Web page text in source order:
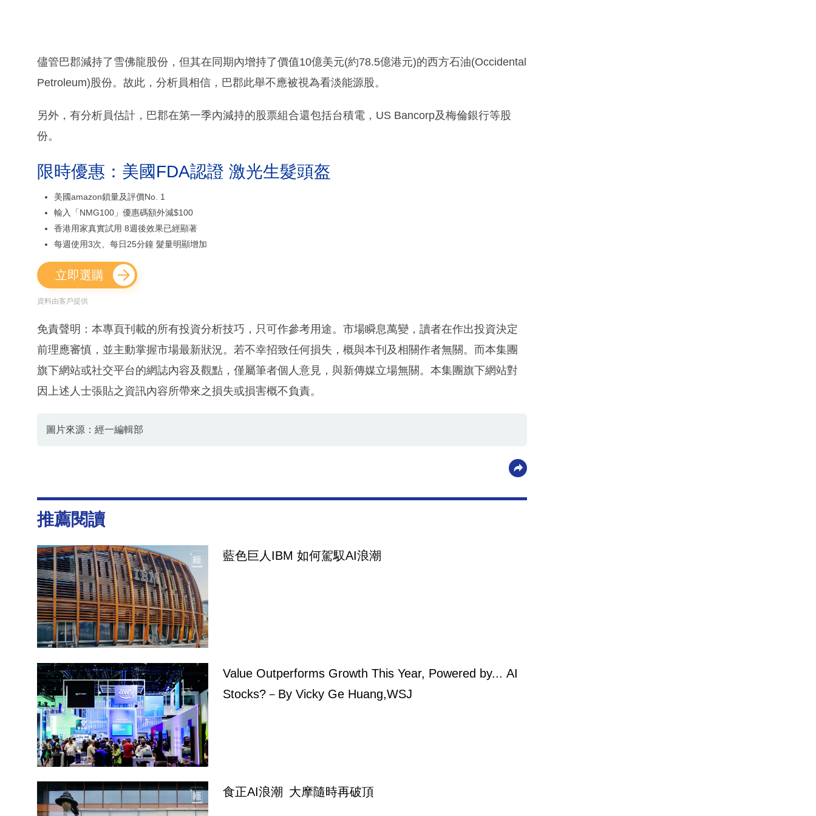
儘管巴郡減持了雪佛龍股份，但其在同期內增持了價值10億美元(約78.5億港元)的西方石油(Occidental
Petroleum)股份。故此，分析員相信，巴郡此舉不應被視為看淡能源股。
另外，有分析員估計，巴郡在第一季內減持的股票組合還包括台積電，US Bancorp及梅倫銀行等股
份。
限時優惠：美國FDA認證 激光生髮頭盔
美國amazon鎖量及評價No. 1
輸入「NMG100」優惠碼額外減$100
香港用家真實試用 8週後效果已經顯著
每週使用3次、每日25分鐘 髮量明顯增加
立即選購
資料由客戶提供
免責聲明：本專頁刊載的所有投資分析技巧，只可作參考用途。市場瞬息萬變，讀者在作出投資決定
前理應審慎，並主動掌握市場最新狀況。若不幸招致任何損失，概與本刊及相關作者無關。而本集團
旗下網站或社交平台的網誌內容及觀點，僅屬筆者個人意見，與新傳媒立場無關。本集團旗下網站對
因上述人士張貼之資訊內容所帶來之損失或損害概不負責。
圖片來源：經一編輯部
推薦閱讀
藍色巨人IBM 如何駕馭AI浪潮
Value Outperforms Growth This Year, Powered by... AI
Stocks?－By Vicky Ge Huang,WSJ
食正AI浪潮 大摩隨時再破頂